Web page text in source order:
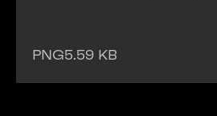
PNG5.59 KB